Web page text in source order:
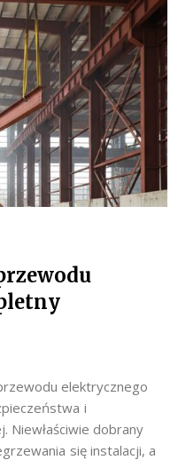
elektrycznego
i
Niewłaściwie dobrany
się instalacji, a